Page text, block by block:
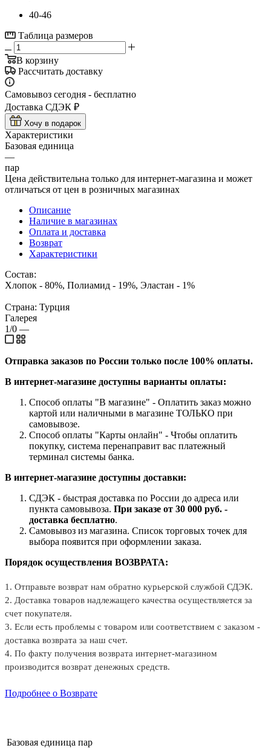
40-46
Таблица размеров
В корзину
Рассчитать доставку
Самовывоз сегодня - бесплатно
Доставка СДЭК ₽
Хочу в подарок
Характеристики
Базовая единица
—
пар
Цена действительна только для интернет-магазина и может
отличаться от цен в розничных магазинах
Описание
Наличие в магазинах
Оплата и доставка
Возврат
Характеристики
Состав:
Хлопок - 80%, Полиамид - 19%, Эластан - 1%
Страна: Турция
Галерея
1/0 —
Отправка заказов по России только после 100% оплаты.
В интернет-магазине доступны варианты оплаты:
Способ оплаты "В магазине" - Оплатить заказ можно
картой или наличными в магазине ТОЛЬКО при
самовывозе.
Способ оплаты "Карты онлайн" - Чтобы оплатить
покупку, система перенаправит вас платежный
терминал системы банка.
В интернет-магазине доступны доставки:
СДЭК - быстрая доставка по России до адреса или
пункта самовывоза. При заказе от 30 000 руб. -
доставка бесплатно.
Самовывоз из магазина. Список торговых точек для
выбора появится при оформлении заказа.
Порядок осуществления ВОЗВРАТА:
1. Отправьте возврат нам обратно курьерской службой СДЭК.
2. Доставка товаров надлежащего качества осуществляется за
счет покупателя.
3. Если есть проблемы с товаром или соответствием с заказом -
доставка возврата за наш счет.
4. По факту получения возврата интернет-магазином
производится возврат денежных средств.
Подробнее о Возврате
Базовая единица пар